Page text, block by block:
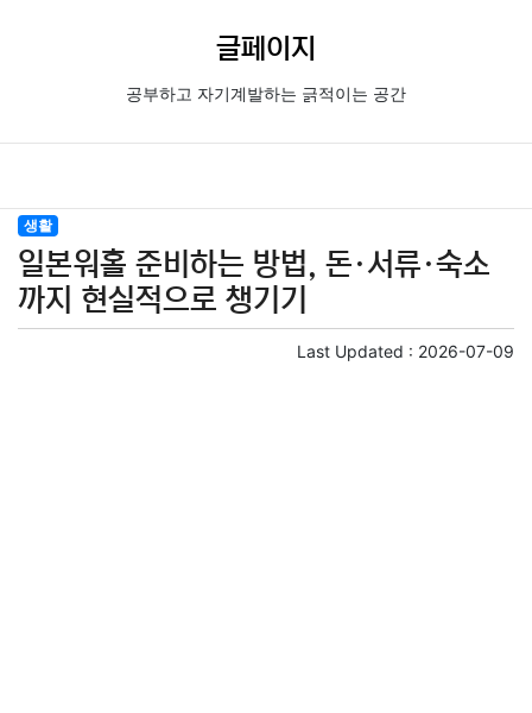
글페이지
공부하고 자기계발하는 긁적이는 공간
생활
일본워홀 준비하는 방법, 돈·서류·숙소
까지 현실적으로 챙기기
Last Updated : 2026-07-09